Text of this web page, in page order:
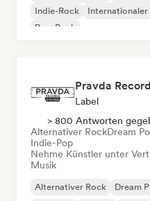
Indie-Rock
Internationaler
Pop-Rock
Pravda
Label
> 800 Antworten
Alternativer RockDream
Indie-Pop
Nehme Künstler unter
Musik
Alternativer Rock Dream